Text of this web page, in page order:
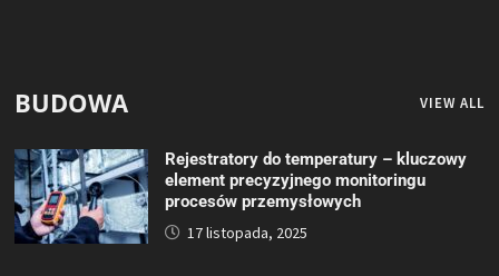
BUDOWA VIEW ALL
Rejestratory do temperatury – kluczowy
element precyzyjnego monitoringu
procesów przemysłowych
17 listopada, 2025